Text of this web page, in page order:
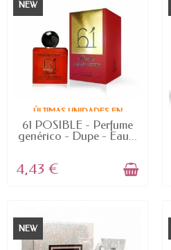
NEW
ÚLTIMAS UNIDADES EN
STOCK
61 POSIBLE - Perfume
genérico - Dupe - Eau...
4,43 €
NEW